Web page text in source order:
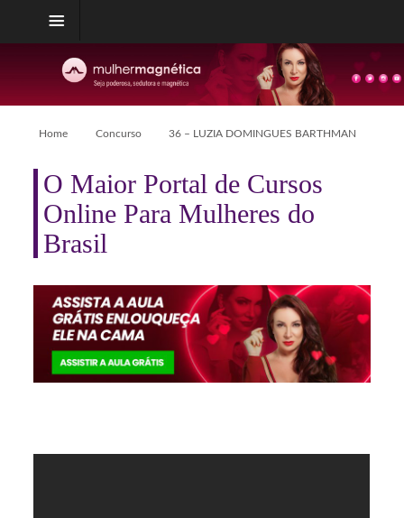
Home Concurso 36 – LUZIA DOMINGUES BARTHMAN
O Maior Portal de Cursos
Online Para Mulheres do
Brasil